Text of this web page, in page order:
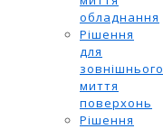
обладнання
Рішення
для
зовнішнього
миття
поверхонь
Рішення